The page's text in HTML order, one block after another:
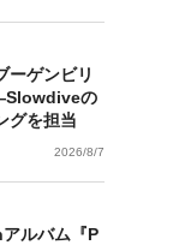
ーゲンビリ
の
グを担当
2026/8/7
ルバム『P